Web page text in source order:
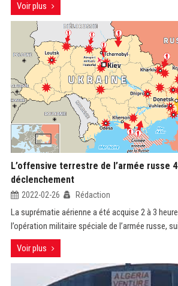
Voir plus
L’offensive terrestre de l’armée russe
déclenchement
2022-02-26 Rédaction
La suprématie aérienne a été acquise 2 à 3
l’opération militaire spéciale de l’armée russe,
Voir plus